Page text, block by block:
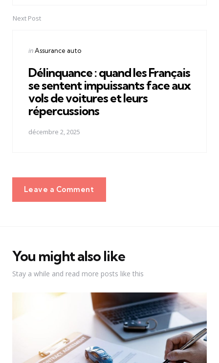
Next Post
Posted
inAssurance auto
Délinquance : quand les Français
se sentent impuissants face aux
vols de voitures et leurs
répercussions
décembre 2, 2025
Leave a Comment
You might also like
Stay a while and read more posts like this